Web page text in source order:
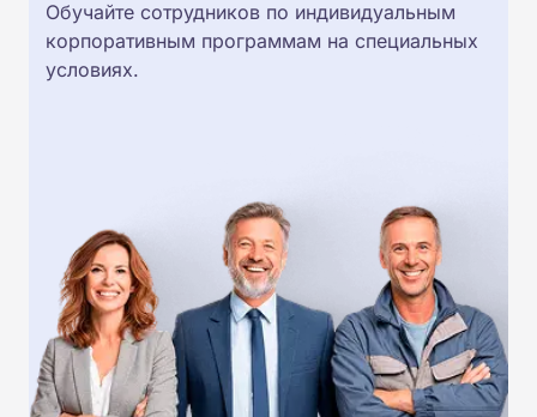
Обучайте сотрудников по индивидуальным
корпоративным программам на специальных
условиях.